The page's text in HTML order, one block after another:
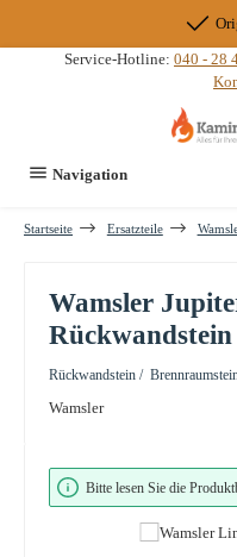
Service-Hotline: 040 - 28
Navigation
Startseite Ersatzteile
Wamsler
Rückwandstein /
Wamsler
Bildergalerie überspringen
Bitte lesen Sie die